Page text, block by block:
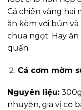
Cá chiên vàng hai
ăn kèm với bún
chua ngọt. Hay
quấn.
Cá cơm mờm
Nguyên liệu:
nhuyễn, gia vị cơ